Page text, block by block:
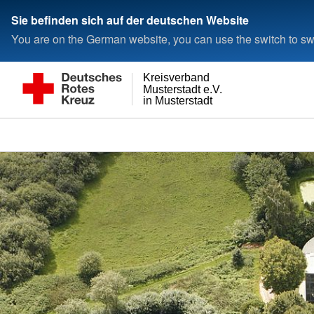
Sie befinden sich auf der deutschen Website
You are on the German website, you can use the switch to
in Musterstadt
Musterstadt e.V.
Kreisverband